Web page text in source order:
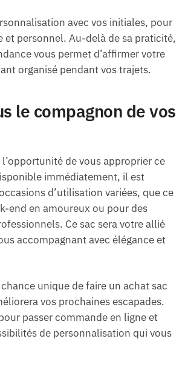
avec vos initiales, pour
et personnel. Au-delà de sa praticité,
vous permet d’affirmer votre
organisé pendant vos trajets.
le compagnon de vos
de vous approprier ce
immédiatement, il est
d’utilisation variées, que ce
end en amoureux ou pour des
Ce sac sera votre allié
accompagnant avec élégance et
unique de faire un achat sac
vos prochaines escapades.
passer commande en ligne et
de personnalisation qui vous